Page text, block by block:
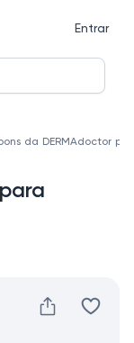
Entrar
da DERMAdoctor